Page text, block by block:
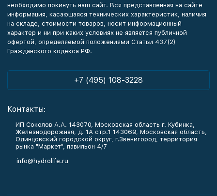
необходимо покинуть наш сайт. Вся представленная на сайте
информация, касающаяся технических характеристик, наличия
на складе, стоимости товаров, носит информационный
характер и ни при каких условиях не является публичной
офертой, определяемой положениями Статьи 437(2)
Гражданского кодекса РФ.
+7 (495) 108-3228
Контакты:
ИП Соколов А.А. 143070, Московская область г. Кубинка,
Железнодорожная, д. 1А стр.1 143069, Московская область,
Одинцовский городской округ, г.Звенигород, территория
рынка "Маркет", павильон 4/7
info@hydrolife.ru